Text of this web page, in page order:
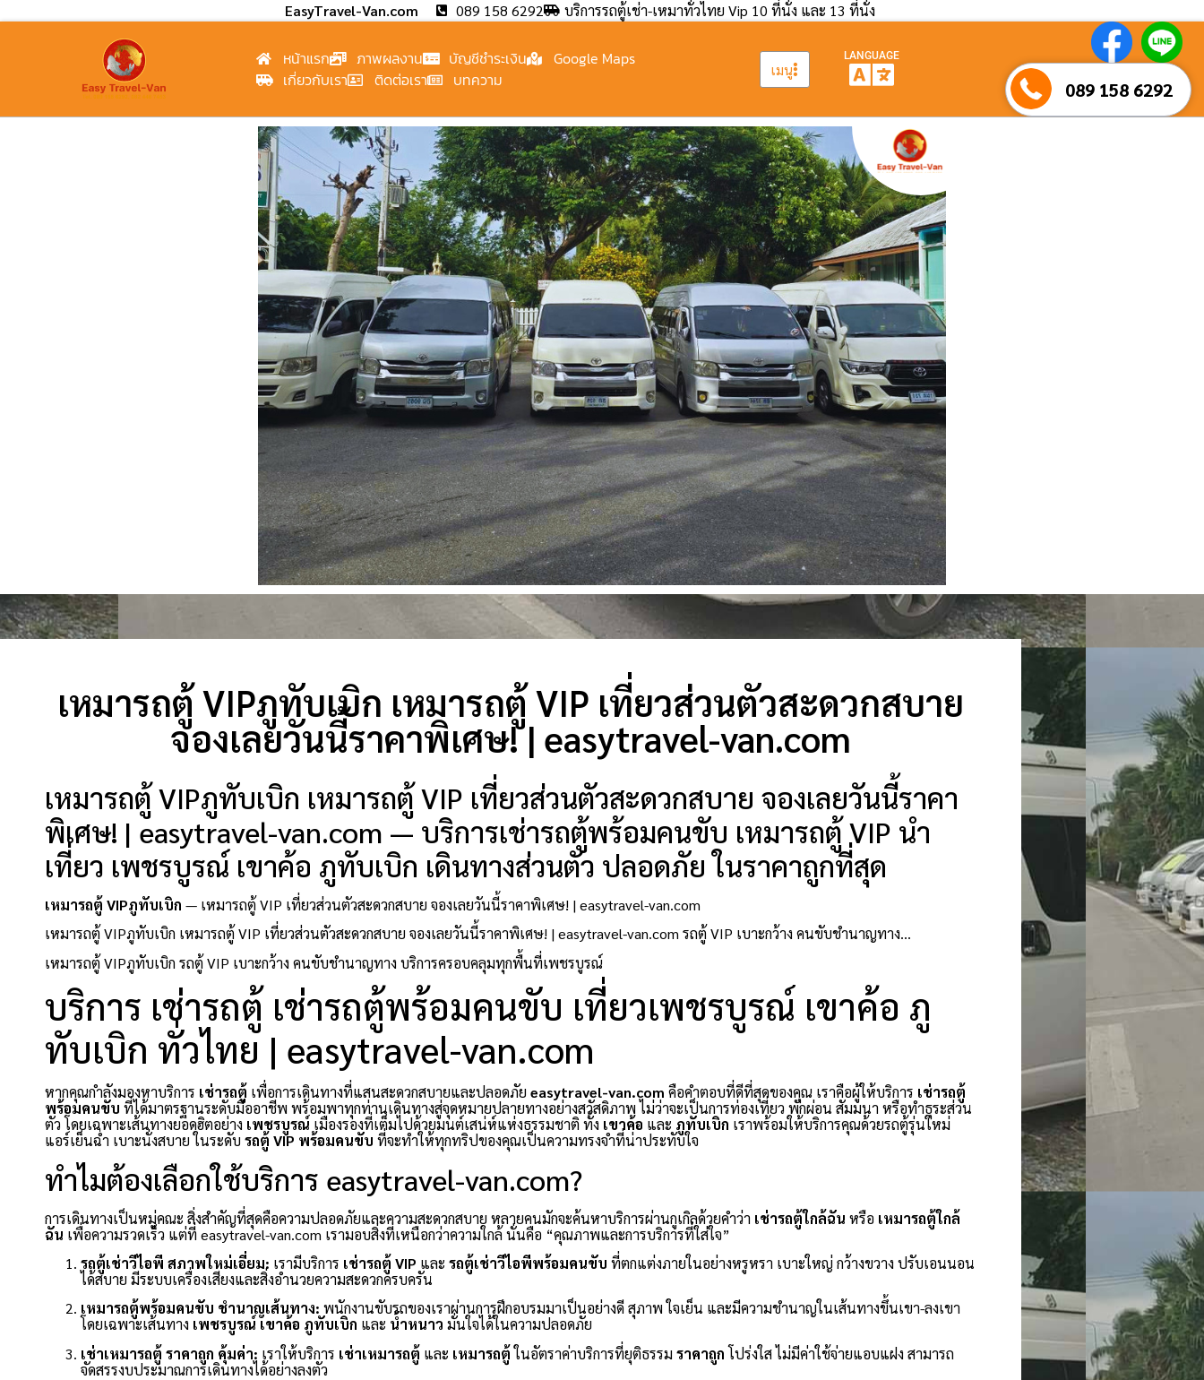
EasyTravel-Van.com 089 158 6292 บริการรถตู้เช่า-เหมาทั่วไทย Vip 10 ที่นั่ง และ 13 ที่นั่ง
หน้าแรก ภาพผลงาน บัญชีชำระเงิน
Google Maps
เกี่ยวกับเรา
ติดต่อเรา บทความ เมนู
LANGUAGE
089 158 6292
เหมารถตู้ VIPภูทับเบิก เหมารถตู้ VIP เที่ยวส่วนตัวสะดวกสบาย
จองเลยวันนี้ราคาพิเศษ! | easytravel-van.com
เหมารถตู้ VIPภูทับเบิก เหมารถตู้ VIP เที่ยวส่วนตัวสะดวกสบาย จองเลยวันนี้ราคา
พิเศษ! | easytravel-van.com — บริการเช่ารถตู้พร้อมคนขับ เหมารถตู้ VIP นำ
เที่ยว เพชรบูรณ์ เขาค้อ ภูทับเบิก เดินทางส่วนตัว ปลอดภัย ในราคาถูกที่สุด
เหมารถตู้ VIPภูทับเบิก — เหมารถตู้ VIP เที่ยวส่วนตัวสะดวกสบาย จองเลยวันนี้ราคาพิเศษ! | easytravel-van.com
เหมารถตู้ VIPภูทับเบิก เหมารถตู้ VIP เที่ยวส่วนตัวสะดวกสบาย จองเลยวันนี้ราคาพิเศษ! | easytravel-van.com รถตู้ VIP เบาะกว้าง คนขับชำนาญทาง…
เหมารถตู้ VIPภูทับเบิก รถตู้ VIP เบาะกว้าง คนขับชำนาญทาง บริการครอบคลุมทุกพื้นที่เพชรบูรณ์
บริการ เช่ารถตู้ เช่ารถตู้พร้อมคนขับ เที่ยวเพชรบูรณ์ เขาค้อ ภู
ทับเบิก ทั่วไทย | easytravel-van.com
หากคุณกำลังมองหาบริการ เช่ารถตู้ เพื่อการเดินทางที่แสนสะดวกสบายและปลอดภัย easytravel-van.com คือคำตอบที่ดีที่สุดของคุณ เราคือผู้ให้บริการ เช่ารถตู้
พร้อมคนขับ ที่ได้มาตรฐานระดับมืออาชีพ พร้อมพาทุกท่านเดินทางสู่จุดหมายปลายทางอย่างสวัสดิภาพ ไม่ว่าจะเป็นการท่องเที่ยว พักผ่อน สัมมนา หรือทำธุระส่วน
ตัว โดยเฉพาะเส้นทางยอดฮิตอย่าง เพชรบูรณ์ เมืองรองที่เต็มไปด้วยมนต์เสน่ห์แห่งธรรมชาติ ทั้ง เขาค้อ และ ภูทับเบิก เราพร้อมให้บริการคุณด้วยรถตู้รุ่นใหม่
แอร์เย็นฉ่ำ เบาะนั่งสบาย ในระดับ รถตู้ VIP พร้อมคนขับ ที่จะทำให้ทุกทริปของคุณเป็นความทรงจำที่น่าประทับใจ
ทำไมต้องเลือกใช้บริการ easytravel-van.com?
การเดินทางเป็นหมู่คณะ สิ่งสำคัญที่สุดคือความปลอดภัยและความสะดวกสบาย หลายคนมักจะค้นหาบริการผ่านกูเกิลด้วยคำว่า เช่ารถตู้ใกล้ฉัน หรือ เหมารถตู้ใกล้
ฉัน เพื่อความรวดเร็ว แต่ที่ easytravel-van.com เรามอบสิ่งที่เหนือกว่าความใกล้ นั่นคือ “คุณภาพและการบริการที่ใส่ใจ”
รถตู้เช่าวีไอพี สภาพใหม่เอี่ยม: เรามีบริการ เช่ารถตู้ VIP และ รถตู้เช่าวีไอพีพร้อมคนขับ ที่ตกแต่งภายในอย่างหรูหรา เบาะใหญ่ กว้างขวาง ปรับเอนนอน
ได้สบาย มีระบบเครื่องเสียงและสิ่งอำนวยความสะดวกครบครัน
เหมารถตู้พร้อมคนขับ ชำนาญเส้นทาง: พนักงานขับรถของเราผ่านการฝึกอบรมมาเป็นอย่างดี สุภาพ ใจเย็น และมีความชำนาญในเส้นทางขึ้นเขา-ลงเขา
โดยเฉพาะเส้นทาง เพชรบูรณ์ เขาค้อ ภูทับเบิก และ น้ำหนาว มั่นใจได้ในความปลอดภัย
เช่าเหมารถตู้ ราคาถูก คุ้มค่า: เราให้บริการ เช่าเหมารถตู้ และ เหมารถตู้ในอัตราค่าบริการที่ยุติธรรม ราคาถูกโปร่งใส ไม่มีค่าใช้จ่ายแอบแฝง สามารถ
จัดสรรงบประมาณการเดินทางได้อย่างลงตัว